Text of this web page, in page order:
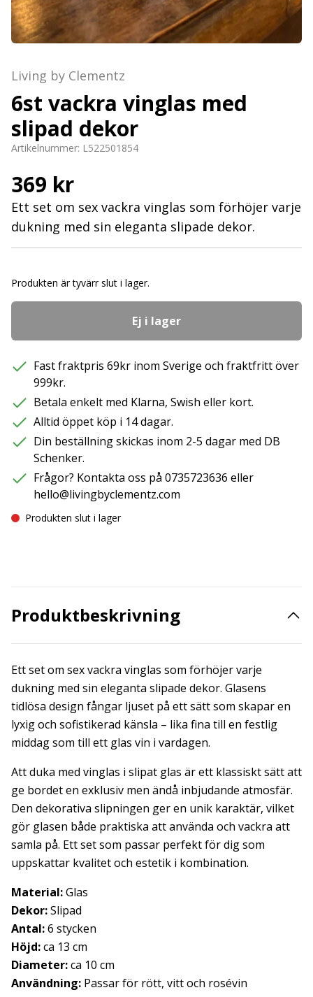
Living by Clementz
6st vackra vinglas med
slipad dekor
Artikelnummer: L522501854
369 kr
Ett set om sex vackra vinglas som förhöjer varje
dukning med sin eleganta slipade dekor.
Produkten är tyvärr slut i lager.
Ej i lager
Fast fraktpris 69kr inom Sverige och fraktfritt över
999kr.
Betala enkelt med Klarna, Swish eller kort.
Alltid öppet köp i 14 dagar.
Din beställning skickas inom 2-5 dagar med DB
Schenker.
Frågor? Kontakta oss på 0735723636 eller
hello@livingbyclementz.com
Produkten slut i lager
Produktbeskrivning
Ett set om sex vackra vinglas som förhöjer varje
dukning med sin eleganta slipade dekor. Glasens
tidlösa design fångar ljuset på ett sätt som skapar en
lyxig och sofistikerad känsla – lika fina till en festlig
middag som till ett glas vin i vardagen.
Att duka med vinglas i slipat glas är ett klassiskt sätt att
ge bordet en exklusiv men ändå inbjudande atmosfär.
Den dekorativa slipningen ger en unik karaktär, vilket
gör glasen både praktiska att använda och vackra att
samla på. Ett set som passar perfekt för dig som
uppskattar kvalitet och estetik i kombination.
Material:Glas
Dekor:Slipad
Antal:6 stycken
Höjd:ca 13 cm
Diameter:ca 10 cm
Användning: Passar för rött, vitt och rosévin